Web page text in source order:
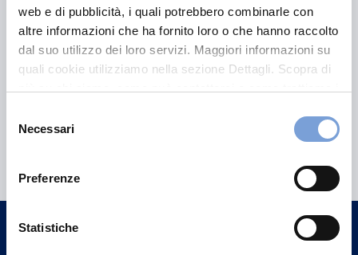
web e di pubblicità, i quali potrebbero combinarle con
altre informazioni che ha fornito loro o che hanno raccolto
dal suo utilizzo dei loro servizi. Maggiori informazioni su
quali cookie utilizziamo nella sezione Dettagli. Scopra di
può trovare nel footer del sito nella sezione "Informativa
delNecessari
Preferenze
Statistiche